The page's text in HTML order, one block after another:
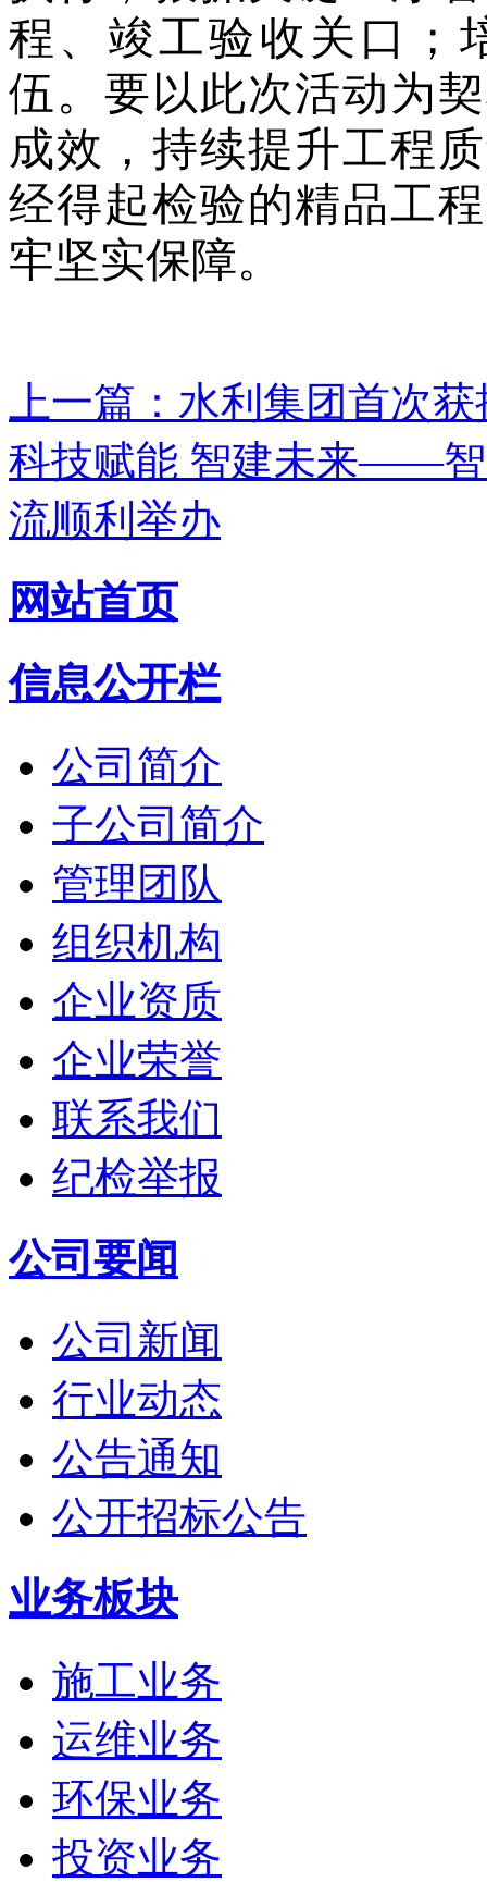
程、竣工验收关口；
伍 。 要以此次活动为
成效，持续提升工程
经得起检验的精品工
牢坚实保障。
上一篇：水利集团首次
科技赋能 智建未来——智
流顺利举办
网站首页
信息公开栏
公司简介
子公司简介
管理团队
组织机构
企业资质
企业荣誉
联系我们
纪检举报
公司要闻
公司新闻
行业动态
公告通知
公开招标公告
业务板块
施工业务
运维业务
环保业务
投资业务